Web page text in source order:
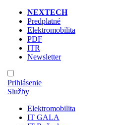
NEXTECH
Predplatné
Elektromobilita
PDF
ITR
Newsletter
Prihlásenie
Služby
Elektromobilita
IT GALA